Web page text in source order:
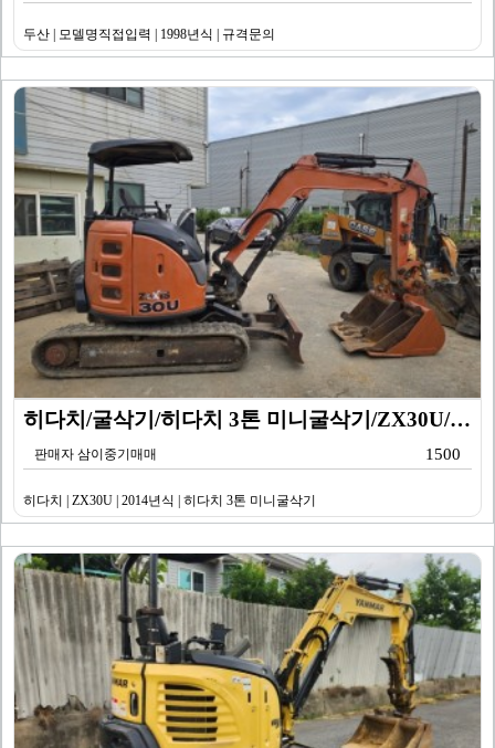
두산 | 모델명직접입력 | 1998년식 | 규격문의
히다치/굴삭기/히다치 3톤 미니굴삭기/ZX30U/201…
판매자 삼이중기매매 1500
히다치 | ZX30U | 2014년식 | 히다치 3톤 미니굴삭기